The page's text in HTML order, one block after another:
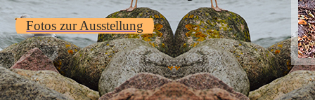
Fotos zur Ausstellung